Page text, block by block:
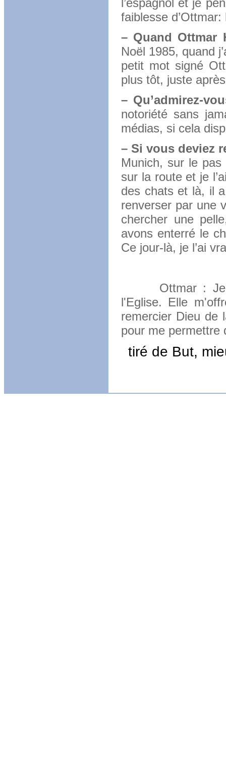
l’espagnol et je
faiblesse
– Quand Ottmar
Noël 1985, quand
petit mot signé
plus tôt, juste
– Qu’admirez-
notoriété sans
médias, si cela
– Si vous deviez
Munich, sur le
sur la route et je
des chats et là, il
renverser par une
chercher une
avons enterré le
Ce jour-là, je l’ai
Ottmar : Je
l'Eglise. Elle
remercier Dieu de
pour me permettre
tiré de But,